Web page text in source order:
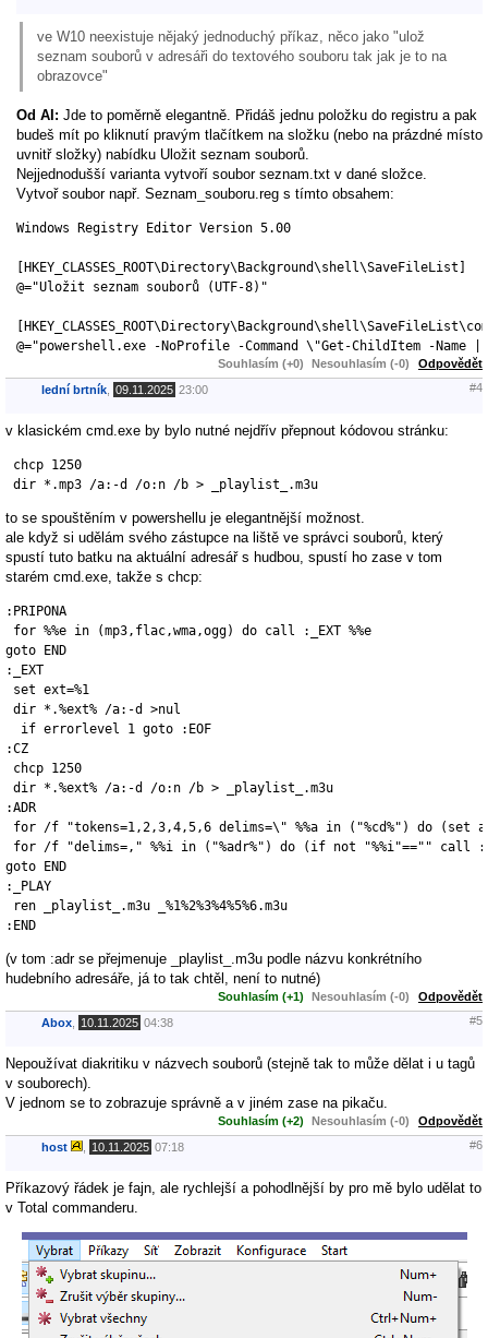
ve W10 neexistuje nějaký jednoduchý příkaz, něco jako "ulož
seznam souborů v adresáři do textového souboru tak jak je to na
obrazovce"
Od AI: Jde to poměrně elegantně. Přidáš jednu položku do registru a pak
budeš mít po kliknutí pravým tlačítkem na složku (nebo na prázdné místo
uvnitř složky) nabídku Uložit seznam souborů.
Nejjednodušší varianta vytvoří soubor seznam.txt v dané složce.
Vytvoř soubor např. Seznam_souboru.reg s tímto obsahem:
Windows Registry Editor Version 5.00
[HKEY_CLASSES_ROOT\Directory\Background\shell\SaveFileList]
@="Uložit seznam souborů (UTF-8)"
@="powershell.exe -NoProfile -Command \"Get-ChildItem -
Souhlasím (+0) Nesouhlasím (-0) Odpovědět
lední brtník 09.11.2025 23:00 #4
v klasickém cmd.exe by bylo nutné nejdřív přepnout kódovou stránku:
chcp 1250
dir *.mp3 /a:-d /o:n /b > _playlist_.m3u
to se spouštěním v powershellu je elegantnější možnost.
ale když si udělám svého zástupce na liště ve správci souborů, který
spustí tuto batku na aktuální adresář s hudbou, spustí ho zase v tom
starém cmd.exe, takže s chcp:
:PRIPONA
for %%e in (mp3,flac,wma,ogg) do call :_EXT %%e
goto END
:_EXT
set ext=%1
dir *.%ext% /a:-d >nul
  if errorlevel 1 goto :EOF
:CZ
chcp 1250
dir *.%ext% /a:-d /o:n /b > _playlist_.m3u
:ADR
for /f "tokens=1,2,3,4,5,6 delims=\" %%a in ("%cd%") do (set
for /f "delims=," %%i in ("%adr%") do (if not "%%i"=="" call
goto END
:_PLAY
ren _playlist_.m3u _%1%2%3%4%5%6.m3u
:END
(v tom :adr se přejmenuje _playlist_.m3u podle názvu konkrétního
hudebního adresáře, já to tak chtěl, není to nutné)
Souhlasím (+1) Nesouhlasím (-0) Odpovědět
Abox 10.11.2025 04:38 #5
Nepoužívat diakritiku v názvech souborů (stejně tak to může dělat i u tagů
v souborech).
V jednom se to zobrazuje správně a v jiném zase na pikaču.
Souhlasím (+2) Nesouhlasím (-0) Odpovědět
host 10.11.2025 07:18 #6
Příkazový řádek je fajn, ale rychlejší a pohodlnější by pro mě bylo udělat to
v Total commanderu.